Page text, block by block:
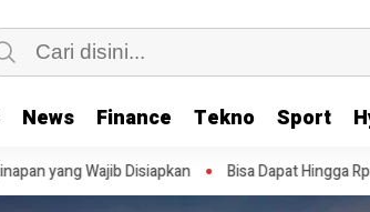
News Finance Tekno Sport
Bisa Dapat Hingga Rp1,8 Juta, Ini Tanda-Tanda